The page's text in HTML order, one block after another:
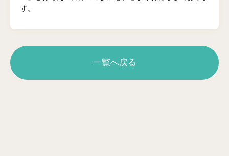
す。
一覧へ戻る